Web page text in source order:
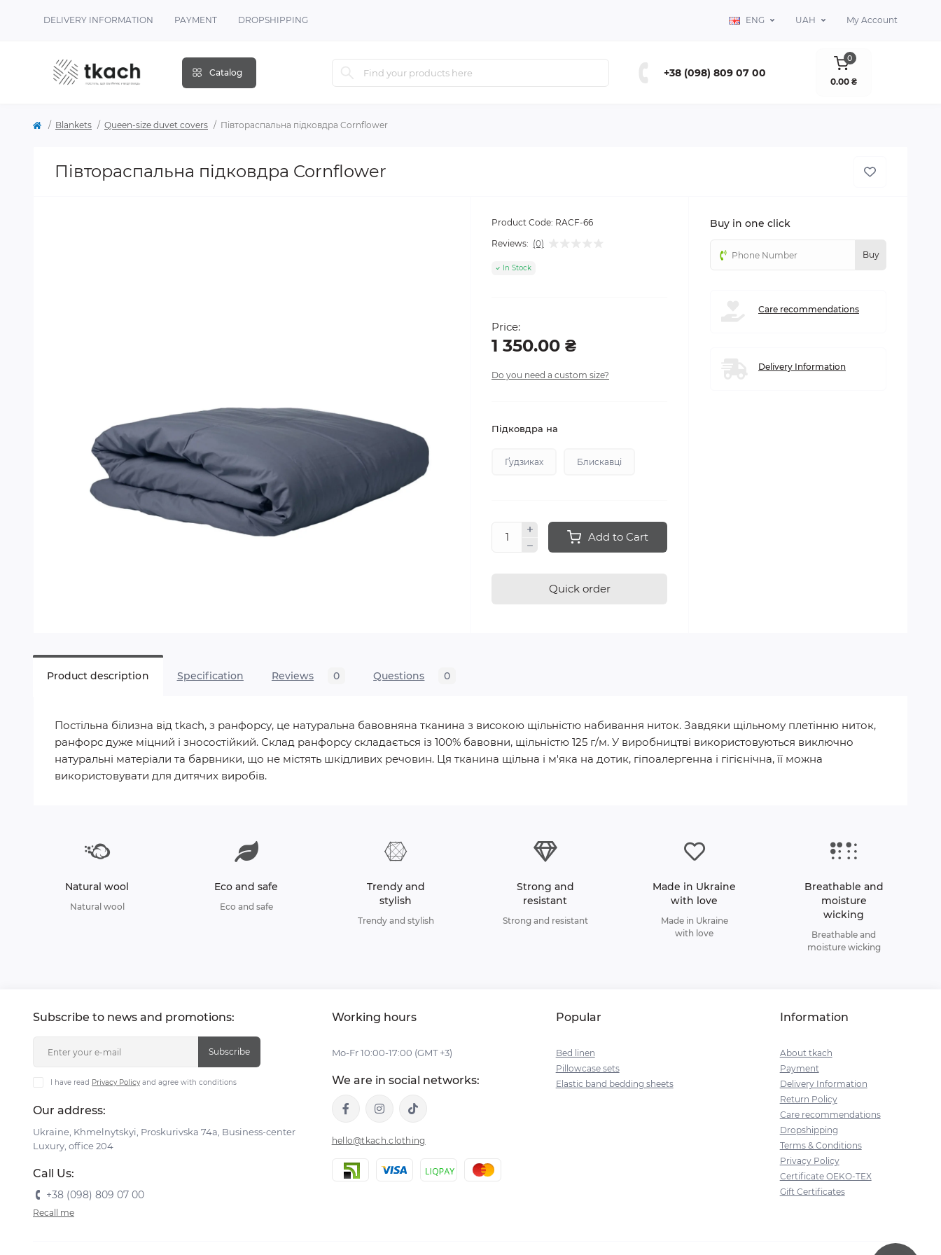
DELIVERY INFORMATION PAYMENT DROPSHIPPING ENG UAH My Account
Catalog +38 (098) 809 07 00
0
0.00 ₴
Blankets Queen-size duvet covers Півтораспальна підковдра Cornflower
Півтораспальна підковдра Cornflower
Product Code: RACF-66
Reviews: (0)
In Stock
Price:
1 350.00 ₴
Do you need a custom size?
Підковдра на
Ґудзиках Блискавці
Add to Cart
Quick order
Buy in one click
Buy
Сare recommendations
Delivery Information
Product description Specification Reviews 0 Questions 0
Постільна білизна від tkach, з ранфорсу, це натуральна бавовняна тканина з високою щільністю набивання ниток. Завдяки щільному плетінню ниток,
ранфорс дуже міцний і зносостійкий. Склад ранфорсу складається із 100% бавовни, щільністю 125 г/м. У виробництві використовуються виключно
натуральні матеріали та барвники, що не містять шкідливих речовин. Ця тканина щільна і м'яка на дотик, гіпоалергенна і гігієнічна, її можна
використовувати для дитячих виробів.
Natural wool
Natural wool
Eco and safe
Eco and safe
Trendy and
stylish
Trendy and stylish
Strong and
resistant
Strong and resistant
Made in Ukraine
with love
Made in Ukraine
with love
Breathable and
moisture
wicking
Breathable and
moisture wicking
Subscribe to news and promotions:
Subscribe
I have read Privacy Policyand agree with conditions
Our address:
Ukraine, Khmelnytskyi, Proskurivska 74а, Business-center
Luxury, office 204
Call Us:
+38 (098) 809 07 00
Recall me
Working hours
Mo-Fr 10:00-17:00 (GMT +3)
We are in social networks:
hello@tkach.clothing
Popular
Bed linen
Pillowcase sets
Elastic band bedding sheets
Information
About tkach
Payment
Delivery Information
Return Policy
Сare recommendations
Dropshipping
Terms & Conditions
Privacy Policy
Certificate OEKO-TEX
Gift Certificates